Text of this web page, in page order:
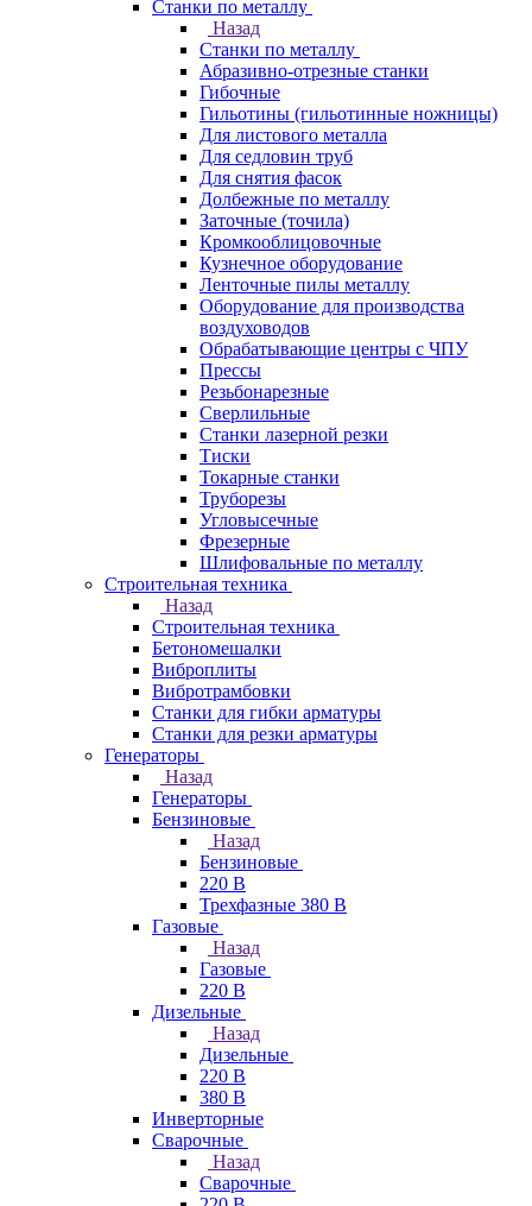
Станки по металлу
Назад
Станки по металлу
Абразивно-отрезные станки
Гибочные
Гильотины (гильотинные ножницы)
Для листового металла
Для седловин труб
Для снятия фасок
Долбежные по металлу
Заточные (точила)
Кромкооблицовочные
Кузнечное оборудование
Ленточные пилы металлу
Оборудование для производства
воздуховодов
Обрабатывающие центры с ЧПУ
Прессы
Резьбонарезные
Сверлильные
Станки лазерной резки
Тиски
Токарные станки
Труборезы
Угловысечные
Фрезерные
Шлифовальные по металлу
Строительная техника
Назад
Строительная техника
Бетономешалки
Виброплиты
Вибротрамбовки
Станки для гибки арматуры
Станки для резки арматуры
Генераторы
Назад
Генераторы
Бензиновые
Назад
Бензиновые
220 В
Трехфазные 380 В
Газовые
Назад
Газовые
220 В
Дизельные
Назад
Дизельные
220 В
380 В
Инверторные
Сварочные
Назад
Сварочные